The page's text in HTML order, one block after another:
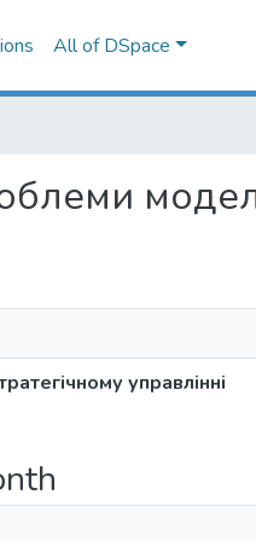
All of DSpace
управлінні